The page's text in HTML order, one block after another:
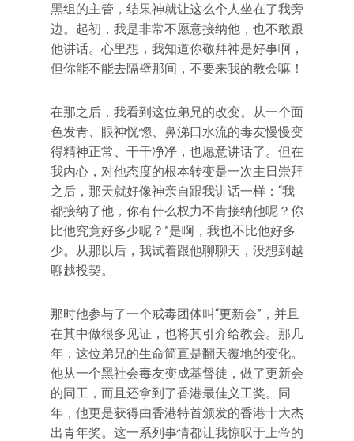
黑组的主管，结果神就让这么个人坐在了我旁
边。起初，我是非常不愿意接纳他，也不敢跟
他讲话。心里想，我知道你敬拜神是好事啊，
但你能不能去隔壁那间，不要来我的教会嘛！
在那之后，我看到这位弟兄的改变。从一个面
色发青、眼神恍惚、鼻涕口水流的毒友慢慢变
得精神正常、干干净净，也愿意讲话了。但在
我内心，对他态度的根本转变是一次主日崇拜
之后，那天就好像神亲自跟我讲话一样：“我
都接纳了他，你有什么权力不肯接纳他呢？你
比他究竟好多少呢？”是啊，我也不比他好多
少。从那以后，我试着跟他聊聊天，没想到越
聊越投契。
那时他参与了一个戒毒团体叫“更新会”，并且
在其中做很多见证，也将其引介给教会。那几
年，这位弟兄的生命简直是翻天覆地的变化。
他从一个黑社会毒友变成基督徒，做了更新会
的同工，而且还拿到了香港最佳义工奖。同
年，他更是获得由香港特首颁发的香港十大杰
出青年奖。这一系列事情都让我惊叹于上帝的